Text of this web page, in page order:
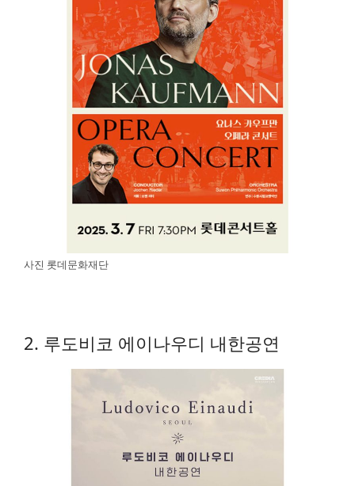
사진 롯데문화재단
2. 루도비코 에이나우디 내한공연